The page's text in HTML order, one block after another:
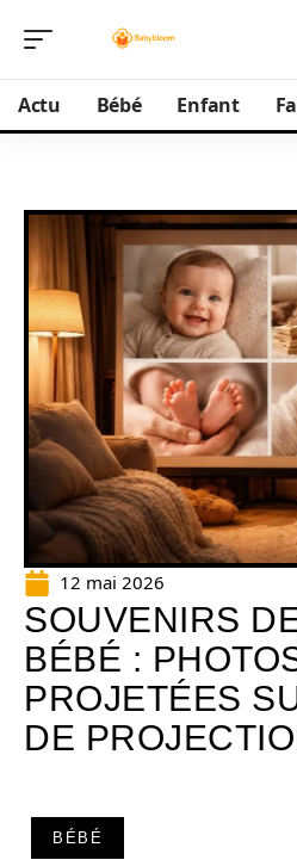
Actu Bébé Enfant
12 mai 2026
SOUVENIRS
BÉBÉ :
PROJETÉES
DE
BÉBÉ